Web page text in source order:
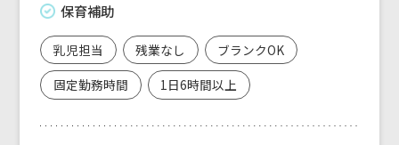
保育補助
乳児担当 残業なし
ブランクOK
固定勤務時間
1日6時間以上